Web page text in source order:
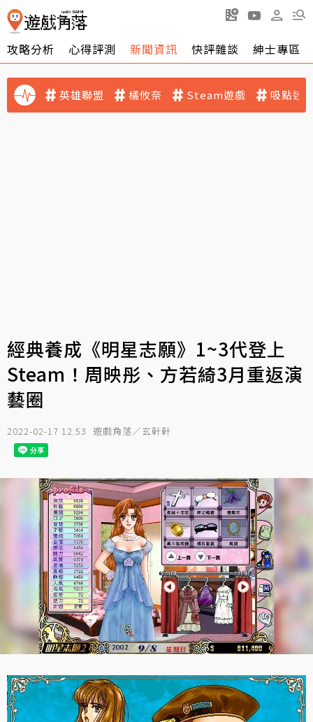
攻略分析 心得評測 新聞資訊 快評雜談 紳士專區
英雄聯盟 橘攸奈 Steam遊戲 吸點迷
經典養成《明星志願》1~3代登上
Steam！周映彤、方若綺3月重返演
藝圈
2022-02-17 12:53 遊戲角落／玄軒軒